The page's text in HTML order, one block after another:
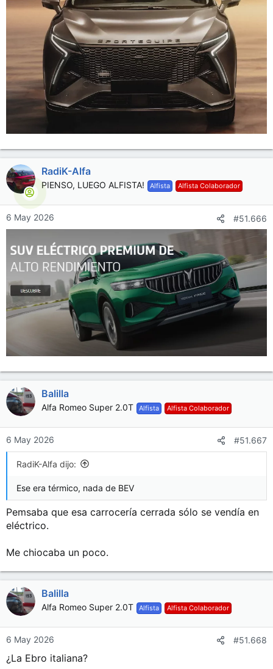
RadiK-Alfa
PIENSO, LUEGO ALFISTA! Alfista Alfista Colaborador
6 May 2026 #51.666
Balilla
Alfa Romeo Super 2.0T Alfista Alfista Colaborador
6 May 2026 #51.667
RadiK-Alfa dijo:
Ese era térmico, nada de BEV
Pemsaba que esa carrocería cerrada sólo se vendía en
eléctrico.
Me chiocaba un poco.
Balilla
Alfa Romeo Super 2.0T Alfista Alfista Colaborador
6 May 2026 #51.668
¿La Ebro italiana?